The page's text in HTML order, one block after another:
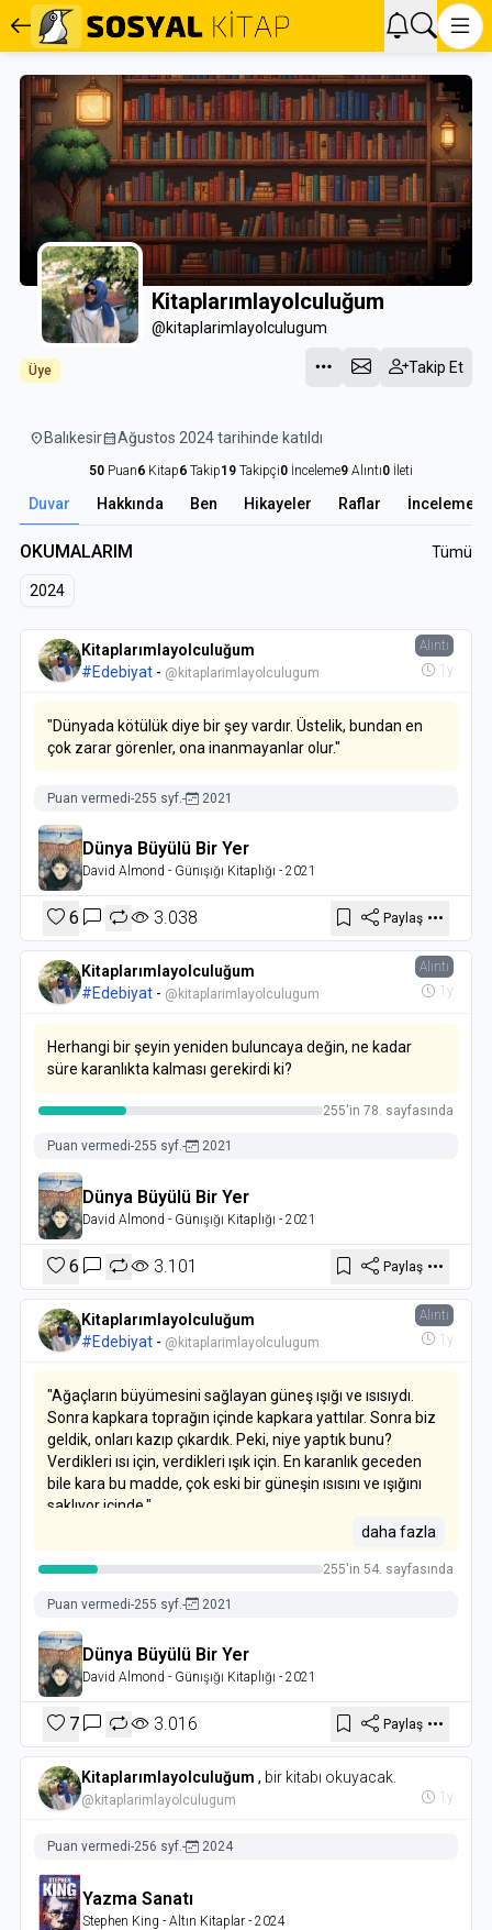
Kitaplarımlayolculuğum
@kitaplarimlayolculugum
Takip Et
Üye
location_on Balıkesircalendar_monthAğustos 2024 tarihinde katıldı
50Puan6Kitap6Takip19Takipçi0İnceleme9Alıntı0İleti
Duvar Hakkında Ben Hikayeler Raflar
OKUMALARIM Tümü
2024
Kitaplarımlayolculuğum
#Edebiyat - @kitaplarimlayolculugum
Alıntı
1y
"Dünyada kötülük diye bir şey vardır. Üstelik, bundan en
çok zarar görenler, ona inanmayanlar olur."
Puan vermedi-255 syf.- 2021
Dünya Büyülü Bir Yer
David Almond - Günışığı Kitaplığı - 2021
6 3.038 Paylaş
Kitaplarımlayolculuğum
#Edebiyat - @kitaplarimlayolculugum
Alıntı
1y
Herhangi bir şeyin yeniden buluncaya değin, ne kadar
süre karanlıkta kalması gerekirdi ki?
255'in 78. sayfasında
Puan vermedi-255 syf.- 2021
Dünya Büyülü Bir Yer
David Almond - Günışığı Kitaplığı - 2021
6 3.101 Paylaş
Kitaplarımlayolculuğum
#Edebiyat - @kitaplarimlayolculugum
Alıntı
1y
"Ağaçların büyümesini sağlayan güneş ışığı ve ısısıydı.
Sonra kapkara toprağın içinde kapkara yattılar. Sonra biz
geldik, onları kazıp çıkardık. Peki, niye yaptık bunu?
Verdikleri ısı için, verdikleri ışık için. En karanlık geceden
bile kara bu madde, çok eski bir güneşin ısısını ve ışığını
saklıyor içinde."
daha fazla
255'in 54. sayfasında
Puan vermedi-255 syf. - 2021
Dünya Büyülü Bir Yer
David Almond - Günışığı Kitaplığı - 2021
7 3.016 Paylaş
Kitaplarımlayolculuğum , bir kitabı okuyacak.
@kitaplarimlayolculugum 1y
Puan vermedi-256 syf.- 2024
Yazma Sanatı
Stephen King - Altın Kitaplar- 2024